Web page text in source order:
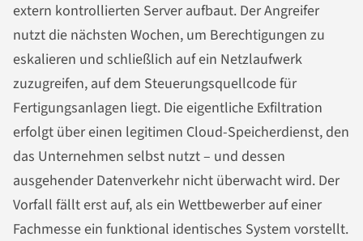
extern kontrollierten Server aufbaut. Der Angreifer
nutzt die nächsten Wochen, um Berechtigungen zu
eskalieren und schließlich auf ein Netzlaufwerk
zuzugreifen, auf dem Steuerungsquellcode für
Fertigungsanlagen liegt. Die eigentliche Exfiltration
erfolgt über einen legitimen Cloud-Speicherdienst, den
das Unternehmen selbst nutzt – und dessen
ausgehender Datenverkehr nicht überwacht wird. Der
Vorfall fällt erst auf, als ein Wettbewerber auf einer
Fachmesse ein funktional identisches System vorstellt.